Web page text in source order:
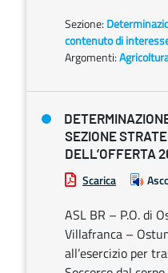
Sezione:
contenuto di
Argomenti:
SEZIONE
DELL’OFFERTA
Scarica
ASL BR – P.O. di
Villafranca –
all’esercizio per